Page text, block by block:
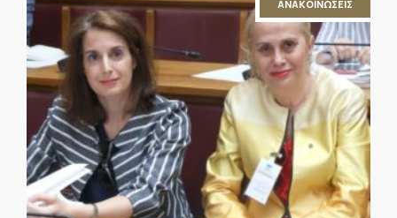
ΑΝΑΚΟΙΝΩΣΕΙΣ